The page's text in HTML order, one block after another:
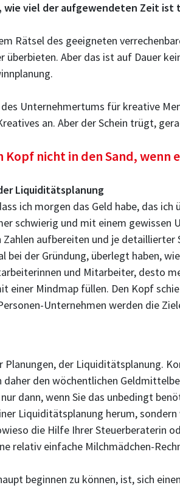
viel der aufgewendeten Zeit
Rätsel des geeigneten
Aber das ist auf Dauer
Unternehmertums für kreative
an. Aber der Schein trügt,
Kopf nicht in den Sand, wenn
Liquiditätsplanung
ich morgen das Geld habe, das
schwierig und mit einem
Zahlen aufbereiten und je
bei der Gründung, überlegt haben,
und Mitarbeiter, desto
einer Mindmap füllen. Den Kopf
Unternehmen werden die
der Liquiditätsplanung.
daher den wöchentlichen
dann, wenn Sie das unbedingt
Liquiditätsplanung herum,
die Hilfe Ihrer Steuerberaterin
relativ einfache Milchmädchen-
beginnen zu können, ist, sich